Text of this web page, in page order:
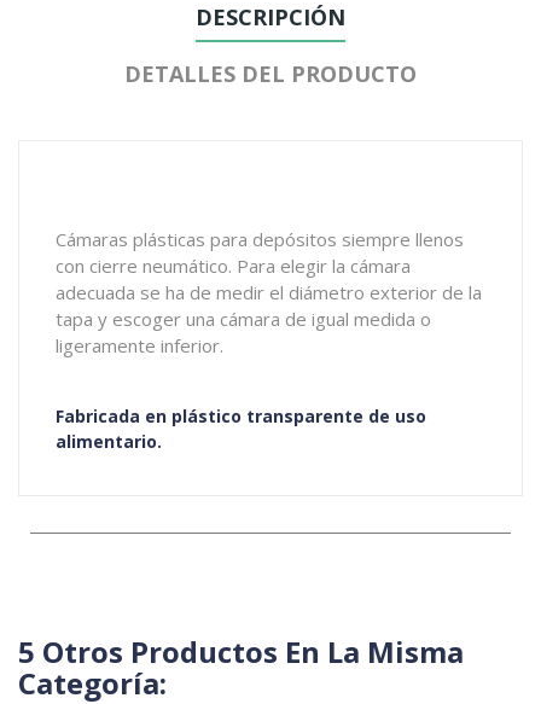
DESCRIPCIÓN
DETALLES DEL PRODUCTO
Cámaras plásticas para depósitos siempre llenos
con cierre neumático. Para elegir la cámara
adecuada se ha de medir el diámetro exterior de la
tapa y escoger una cámara de igual medida o
ligeramente inferior.
Fabricada en plástico transparente de uso
alimentario.
5 Otros Productos En La Misma
Categoría: